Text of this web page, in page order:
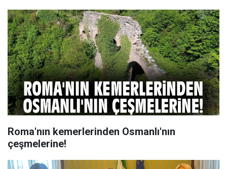
Roma'nın kemerlerinden Osmanlı'nın
çeşmelerine!